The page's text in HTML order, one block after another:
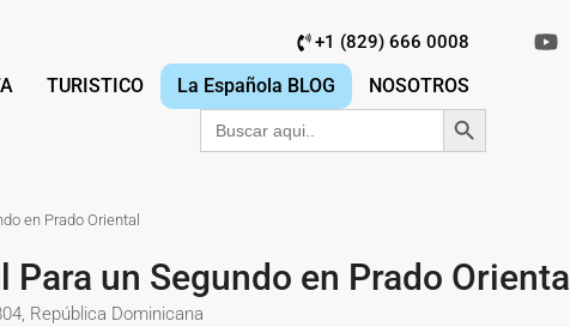
+1 (829) 666 0008
TURISTICO La Española BLOG
NOSOTROS
Buscar:
Botón de búsqueda
en Prado Oriental
un Segundo en Prado Oriental
República Dominicana